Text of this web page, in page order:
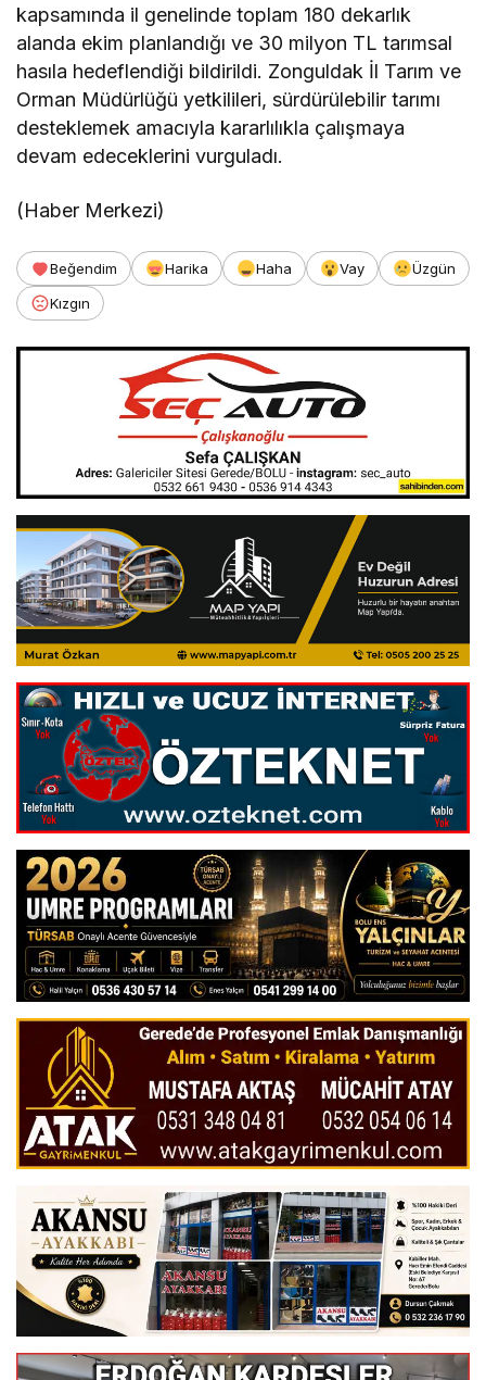
kapsamında il genelinde toplam 180 dekarlık
alanda ekim planlandığı ve 30 milyon TL tarımsal
hasıla hedeflendiği bildirildi. Zonguldak İl Tarım ve
Orman Müdürlüğü yetkilileri, sürdürülebilir tarımı
desteklemek amacıyla kararlılıkla çalışmaya
devam edeceklerini vurguladı.
(Haber Merkezi)
Beğendim Harika Haha Vay
Üzgün
Kızgın